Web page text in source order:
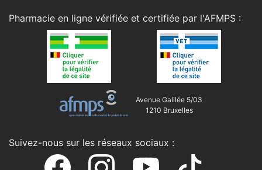
Pharmacie en ligne vérifiée et certifiée par l'AFMPS :
Avenue Galilée 5/03
1210 Bruxelles
Suivez-nous sur les réseaux sociaux :